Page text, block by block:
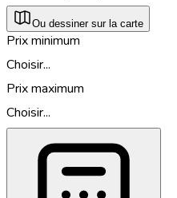
Ou dessiner sur la carte
Prix minimum
Choisir...
Prix maximum
Choisir...